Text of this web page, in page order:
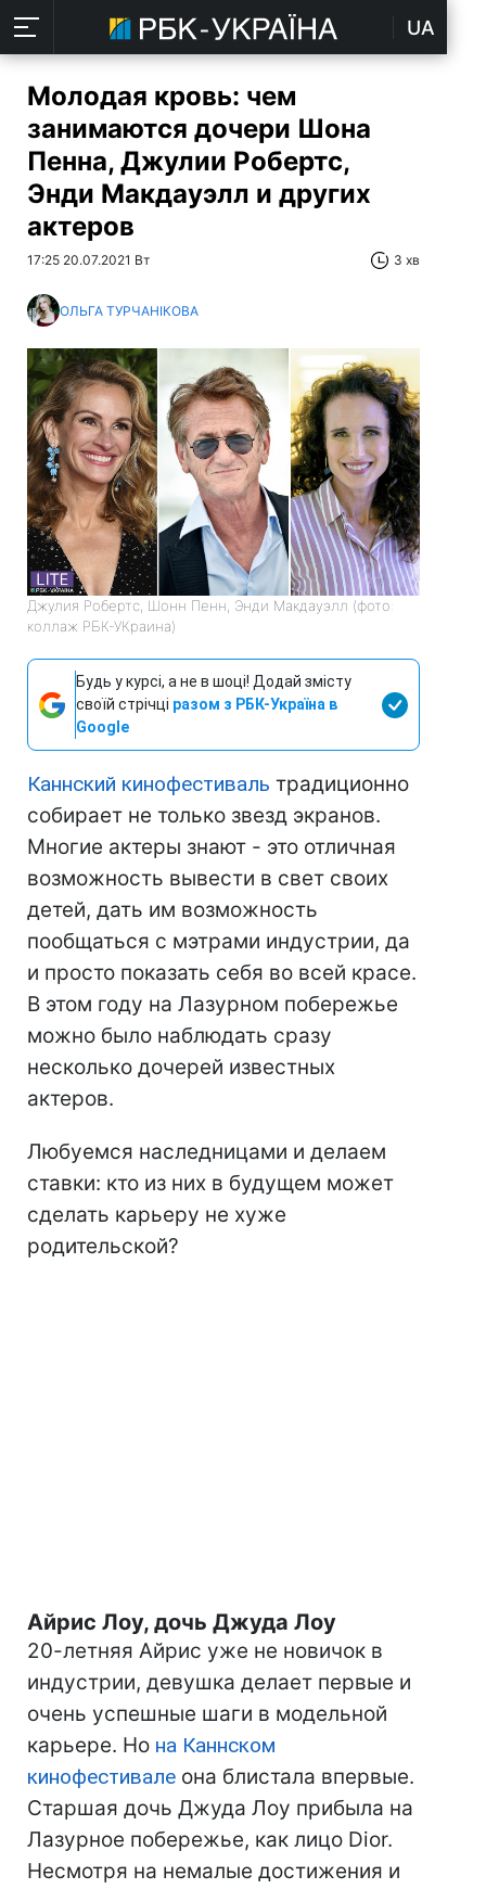
UA
Молодая кровь: чем
занимаются дочери Шона
Пенна, Джулии Робертс,
Энди Макдауэлл и других
актеров
17:25 20.07.2021 Вт 3 хв
ОЛЬГА ТУРЧАНІКОВА
Джулия Робертс, Шонн Пенн, Энди Макдауэлл (фото:
коллаж РБК-УКраина)
Будь у курсі, а не в шоці! Додай змісту
своїй стрічці разом з РБК-Україна в
Google
Каннский кинофестиваль традиционно
собирает не только звезд экранов.
Многие актеры знают - это отличная
возможность вывести в свет своих
детей, дать им возможность
пообщаться с мэтрами индустрии, да
и просто показать себя во всей красе.
В этом году на Лазурном побережье
можно было наблюдать сразу
несколько дочерей известных
актеров.
Любуемся наследницами и делаем
ставки: кто из них в будущем может
сделать карьеру не хуже
родительской?
Айрис Лоу, дочь Джуда Лоу
20-летняя Айрис уже не новичок в
индустрии, девушка делает первые и
очень успешные шаги в модельной
карьере. Но на Каннском
кинофестивале она блистала впервые.
Старшая дочь Джуда Лоу прибыла на
Лазурное побережье, как лицо Dior.
Несмотря на немалые достижения и